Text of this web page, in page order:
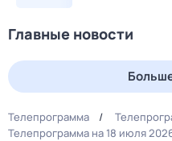
Главные новости
Телепрограмма
Телепрограмма на 18 июля